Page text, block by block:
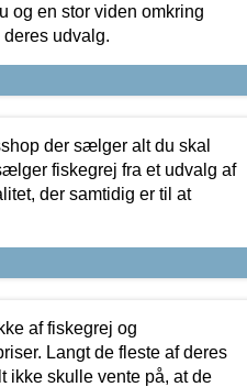
og en stor viden omkring
udvalg.
der sælger alt du skal
fiskegrej fra et udvalg af
der samtidig er til at
af fiskegrej og
Langt de fleste af deres
ikke skulle vente på, at de